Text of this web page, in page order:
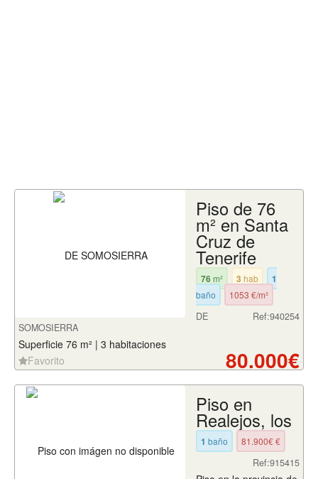
Piso de 76
m² en Santa
Cruz de
Tenerife
76m² 3 hab 1
baño 1053 €/m²
Ref:940254
DE
SOMOSIERRA
Superficie 76 m² | 3 habitaciones
Favorito
80.000€
Piso en
Realejos, los
1 baño 81.900€ €
Ref:915415